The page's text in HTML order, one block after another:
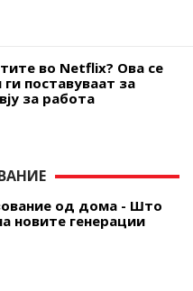
во Netflix? Ова се
поставуваат за
за работа
од дома - Што
новите генерации